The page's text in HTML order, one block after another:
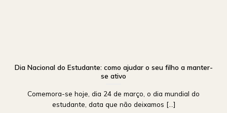
Dia Nacional do Estudante: como ajudar o seu filho a manter-
se ativo
Comemora-se hoje, dia 24 de março, o dia mundial do
estudante, data que não deixamos [...]